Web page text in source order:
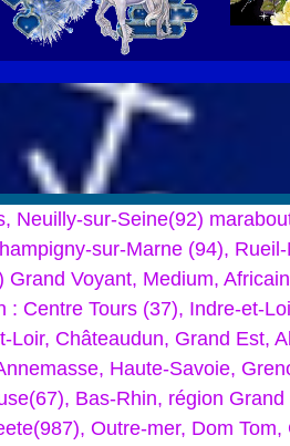
Neuilly-sur-Seine(92)
sur-Marne (94),
Voyant, Medium,
Centre Tours (37), Indre-et-
Châteaudun, Grand Est,
Haute-Savoie,
Bas-Rhin, région
Outre-mer, Dom Tom,